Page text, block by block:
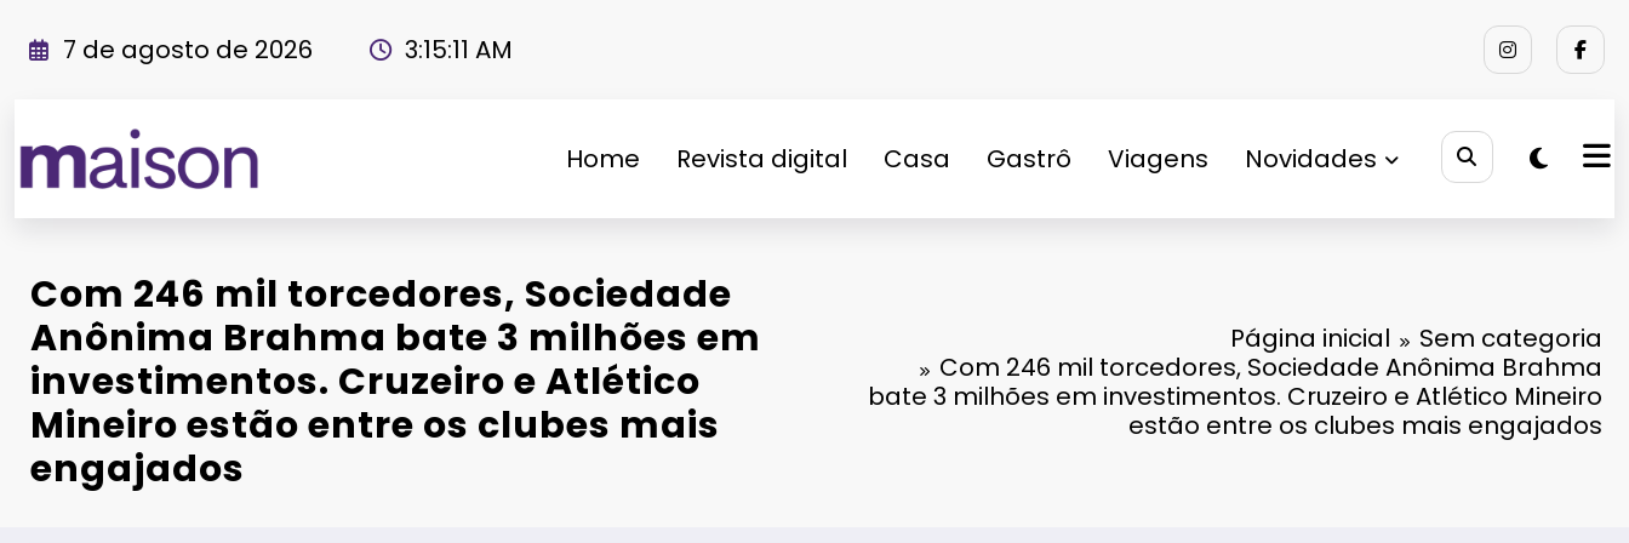
para
7 de agosto de 2026 3:15:12 AM
Home Revista digital Casa Gastrô Viagens Novidades
Com 246 mil torcedores, Sociedade
Anônima Brahma bate 3 milhões em
investimentos. Cruzeiro e Atlético
Mineiro estão entre os clubes mais
engajados
Página inicial
Sem categoria
Com 246 mil torcedores, Sociedade Anônima Brahma
bate 3 milhões em investimentos. Cruzeiro e Atlético Mineiro
estão entre os clubes mais engajados